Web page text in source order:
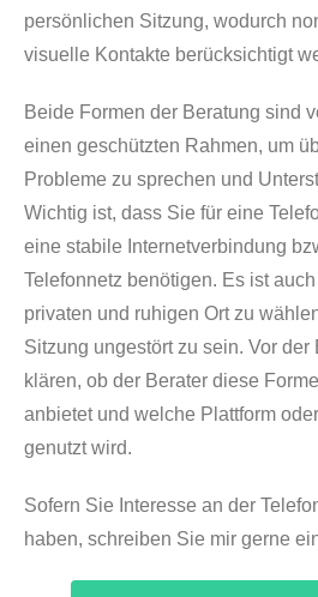
persönlichen Sitzung, wodurch
visuelle Kontakte berücksichtigt
Beide Formen der Beratung sind
einen geschützten Rahmen, um
Probleme zu sprechen und
Wichtig ist, dass Sie für eine
eine stabile Internetverbindung
Telefonnetz benötigen. Es ist
privaten und ruhigen Ort zu
Sitzung ungestört zu sein. Vor
klären, ob der Berater diese
anbietet und welche Plattform
genutzt wird.
Sofern Sie Interesse an der
haben, schreiben Sie mir gerne